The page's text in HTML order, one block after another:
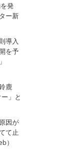
発
ー新
導入
を予
鹿
」と
因が
て止
）